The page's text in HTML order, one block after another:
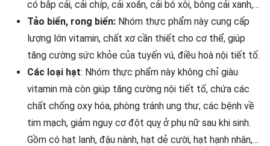
có bắp cải, cải chíp, cải xoăn, cải bó xôi, bông cải xanh,…
Tảo biển, rong biển: Nhóm thực phẩm này cung cấp
lượng lớn vitamin, chất xơ cần thiết cho cơ thể, giúp
tăng cường sức khỏe của tuyến vú, điều hoà nội tiết tố.
Các loại hạt: Nhóm thực phẩm này không chỉ giàu
vitamin mà còn giúp tăng cường nội tiết tố, chứa các
chất chống oxy hóa, phòng tránh ung thư, các bệnh về
tim mạch, giảm nguy cơ đột quỵ ở phụ nữ sau khi sinh.
Gồm có hạt lanh, đậu nành, hạt dẻ cười, hạt hạnh nhân,…